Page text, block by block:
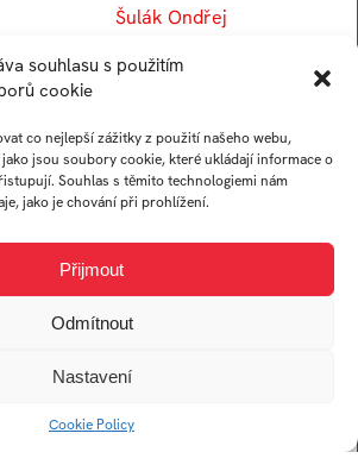
souhlasu s použitím
cookie
co nejlepší zážitky z použití našeho webu,
jsou soubory cookie, které ukládají informace o
Souhlas s těmito technologiemi nám
jako je chování při prohlížení.
Přijmout
Odmítnout
Nastavení
Cookie Policy
Šulák Ondřej
Svobodová Tereza
Sedlářová Viktorie